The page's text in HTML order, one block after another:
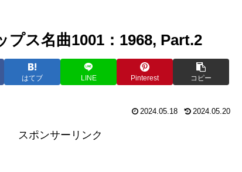
プス名曲1001：1968, Part.2
はてブ LINE Pinterest コピー
2024.05.18 2024.05.20
スポンサーリンク